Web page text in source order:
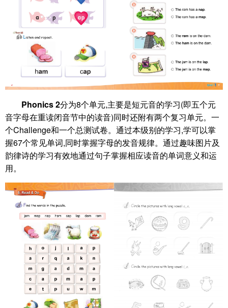
Phonics 2分为8个单元,主要是短元音的学习(即五个元
音字母在重读闭音节中的读音)同时还附有两个复习单元。一
个Challenge和一个总测试卷。通过本级别的学习,学可以掌
握67个常见单词,同时掌握字母的发音规律。通过趣味图片及
韵律诗的学习有效地通过句子掌握相应读音的单词意义和运
用。